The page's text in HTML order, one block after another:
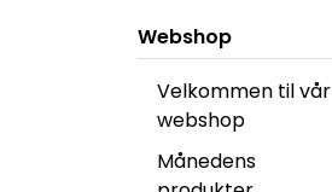
Webshop
Velkommen til vår
webshop
Månedens